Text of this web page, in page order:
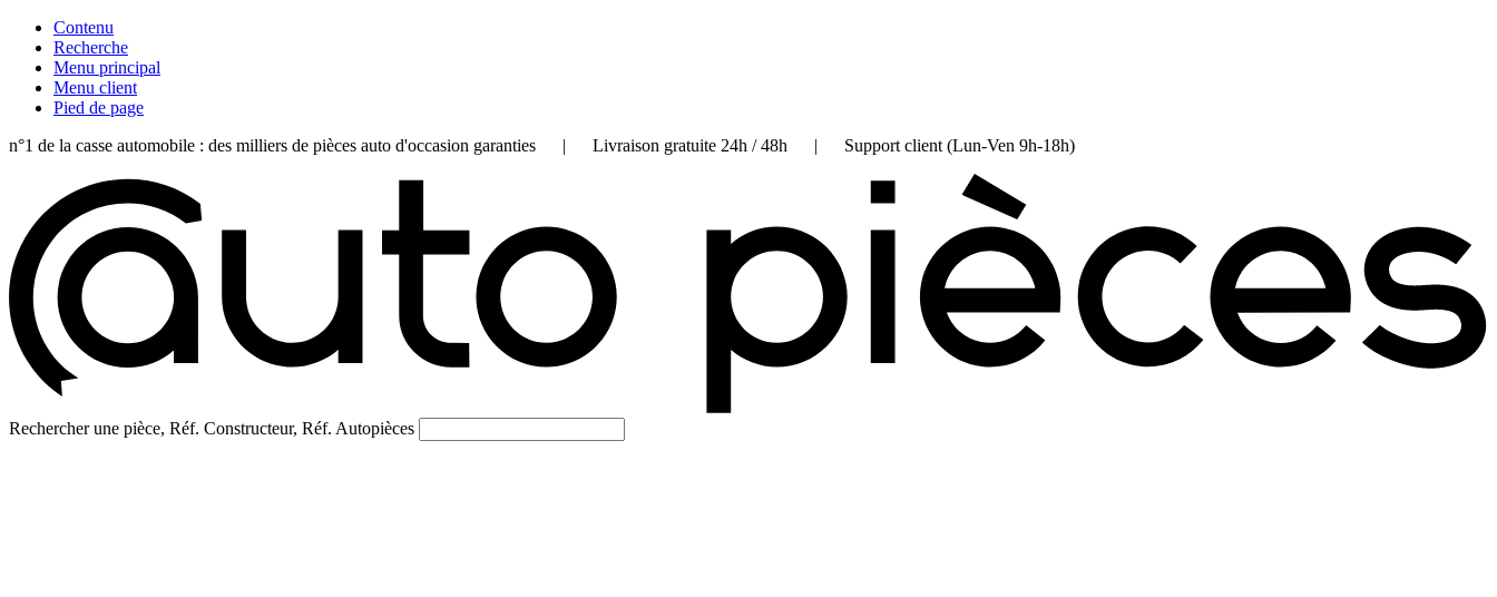
Contenu
Recherche
Menu principal
Menu client
Pied de page
n°1 de la casse automobile : des milliers de pièces auto d'occasion garanties | Livraison gratuite 24h / 48h | Support client (Lun-Ven 9h-18h)
Rechercher une pièce, Réf. Constructeur, Réf. Autopièces